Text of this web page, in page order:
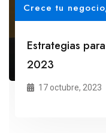
Crece tu negocio
Estrategias
2023
17 octubre, 2023